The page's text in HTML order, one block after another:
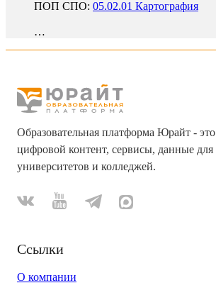
ПОП СПО: 05.02.01 Картография
…
Образовательная платформа Юрайт - это
цифровой контент, сервисы, данные для
университетов и колледжей.
Ссылки
О компании